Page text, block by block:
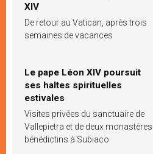
XIV
De retour au Vatican, après trois
semaines de vacances
Le pape Léon XIV poursuit
ses haltes spirituelles
estivales
Visites privées du sanctuaire de
Vallepietra et de deux monastères
bénédictins à Subiaco